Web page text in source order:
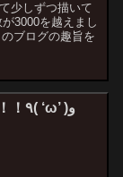
少しずつ描いて
3000を越えまし
ブログの趣旨を
10000アクセス！！！٩( ‘ω’ )و